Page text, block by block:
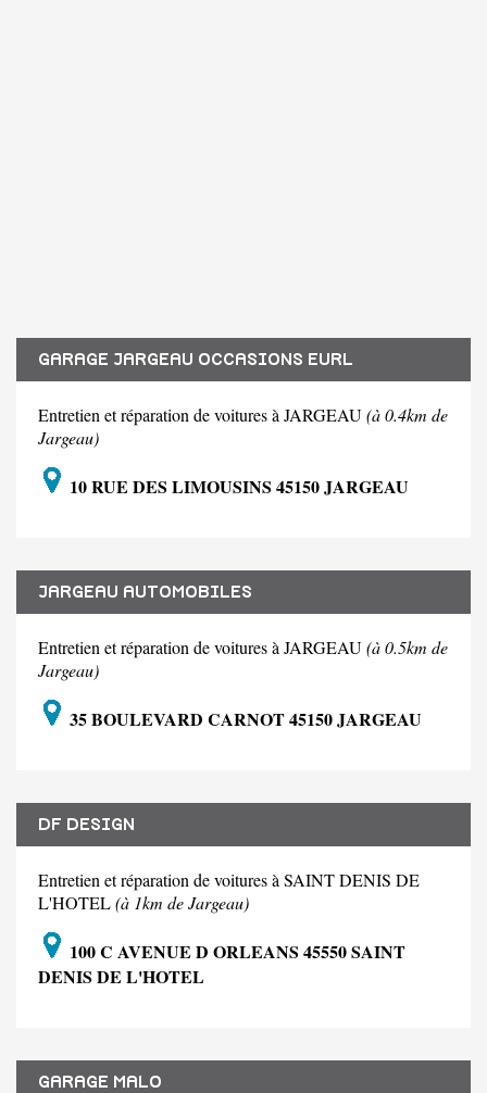
GARAGE JARGEAU OCCASIONS EURL
Entretien et réparation de voitures à JARGEAU(à 0.4km de
Jargeau)
10 RUE DES LIMOUSINS 45150 JARGEAU
JARGEAU AUTOMOBILES
Entretien et réparation de voitures à JARGEAU(à 0.5km de
Jargeau)
35 BOULEVARD CARNOT 45150 JARGEAU
DF DESIGN
Entretien et réparation de voitures à SAINT DENIS DE
L'HOTEL(à 1km de Jargeau)
100 C AVENUE D ORLEANS 45550 SAINT
DENIS DE L'HOTEL
GARAGE MALO